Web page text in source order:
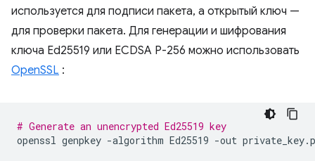
используется для подписи пакета, а открытый ключ —
для проверки пакета. Для генерации и шифрования
ключа Ed25519 или ECDSA P-256 можно использовать
OpenSSL :
# Generate an unencrypted Ed25519 key
openssl genpkey -algorithm Ed25519 -out